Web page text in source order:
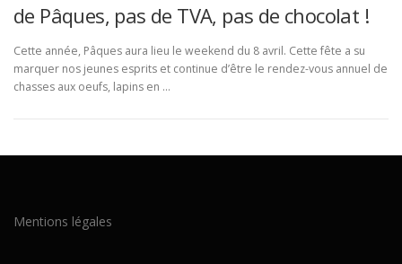
de Pâques, pas de TVA, pas de chocolat !
Cette année, Pâques aura lieu le weekend du 8 avril. Cette fête a su
marquer nos jeunes esprits et continue d’être le rendez-vous annuel de
chasses aux oeufs, lapins en …
Mentions légales